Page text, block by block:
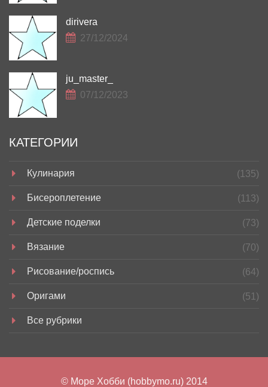
dirivera
27/12/2024
ju_master_
07/12/2023
КАТЕГОРИИ
Кулинария (135)
Бисероплетение (113)
Детские поделки (73)
Вязание (70)
Рисование/роспись (64)
Оригами (51)
Все рубрики
© Море Хобби (hobbymo.ru) 2014